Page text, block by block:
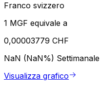
Franco svizzero
1 MGF equivale a
0,00003779 CHF
NaN (NaN%) Settimanale
Visualizza grafico